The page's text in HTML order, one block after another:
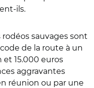
ils.
rodéos sauvages sont
de la route à un
15.000 euros
aggravantes
réunion ou par une